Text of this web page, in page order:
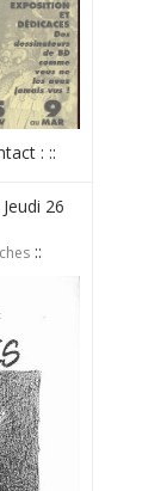
: ::
26
::